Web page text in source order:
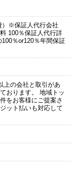
）※保証人代行会社
100％保証人代行詳
％or120％年間保証
上の会社と取引があ
おります。 地域トッ
をお客様にご提案さ
ット払いも対応して